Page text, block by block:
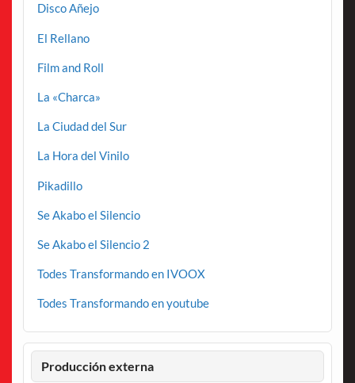
Disco Añejo
El Rellano
Film and Roll
La «Charca»
La Ciudad del Sur
La Hora del Vinilo
Pikadillo
Se Akabo el Silencio
Se Akabo el Silencio 2
Todes Transformando en IVOOX
Todes Transformando en youtube
Producción externa